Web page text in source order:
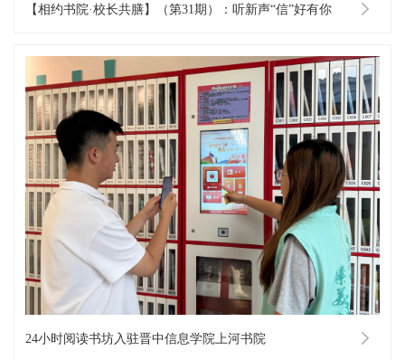
【相约书院·校长共膳】（第31期）：听新声“信”好有你
24小时阅读书坊入驻晋中信息学院上河书院